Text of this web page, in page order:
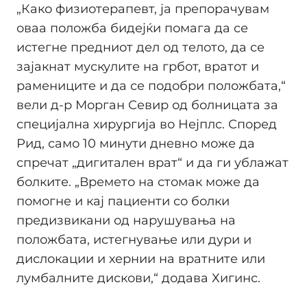
„Како физиотерапевт, ја препорачувам
оваа положба бидејќи помага да се
истегне предниот дел од телото, да се
зајакнат мускулите на грбот, вратот и
рамениците и да се подобри положбата,“
вели д-р Морган Севир од болницата за
специјална хирургија во Нејплс. Според
Рид, само 10 минути дневно може да
спречат „дигитален врат“ и да ги ублажат
болките. „Времето на стомак може да
помогне и кај пациенти со болки
предизвикани од нарушувања на
положбата, истегнување или дури и
дислокации и хернии на вратните или
лумбалните дискови,“ додава Хигинс.